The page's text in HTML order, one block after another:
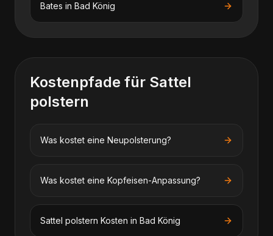
Bates in Bad König
Kostenpfade für Sattel
polstern
Was kostet eine Neupolsterung?
Was kostet eine Kopfeisen-Anpassung?
Sattel polstern Kosten in Bad König